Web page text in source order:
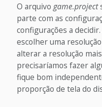
O arquivo game.project
parte com as
configurações a
escolher uma
alterar a resolução
precisaríamos fazer
fique bom
proporção de tela do